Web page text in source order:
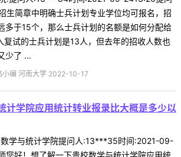
生简章中明确士兵计划专业学位均可报名，招
多于15个，那么士兵计划的名额是如何分配给
复试的士兵计划是13人，但去年的招收人数也
少了 ...
小编 河南大学 2022-10-17
计学院应用统计转业报录比大概是多少以
学与统计学院提问人:13***35时间:2021-09-
您好！想了解一下贵校数学与统计学院应用统